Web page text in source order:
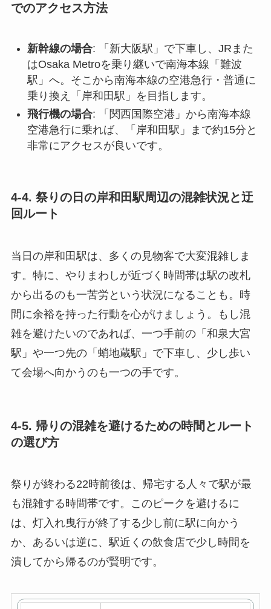
でのアクセス方法
新幹線の場合: 「新大阪駅」で下車し、JRまた
はOsaka Metroを乗り継いで南海本線「難波
駅」へ。そこから南海本線の空港急行・普通に
乗り換え「岸和田駅」を目指します。
飛行機の場合: 「関西国際空港」から南海本線
空港急行に乗れば、「岸和田駅」まで約15分と
非常にアクセスが良いです。
4-4. 祭りの日の岸和田駅周辺の混雑状況と迂
回ルート
当日の岸和田駅は、多くの見物客で大変混雑しま
す。特に、やりまわしが近づく時間帯は駅の改札
から出るのも一苦労という状況になることも。時
間に余裕を持った行動を心がけましょう。もし混
雑を避けたいのであれば、一つ手前の「和泉大宮
駅」や一つ先の「蛸地蔵駅」で下車し、少し歩い
て会場へ向かうのも一つの手です。
4-5. 帰りの混雑を避けるための時間とルート
の選び方
祭りが終わる22時前後は、帰宅する人々で駅が最
も混雑する時間帯です。このピークを避けるに
は、灯入れ曳行が終了する少し前に駅に向かう
か、あるいは逆に、駅近くの飲食店で少し時間を
潰してから帰るのが賢明です。